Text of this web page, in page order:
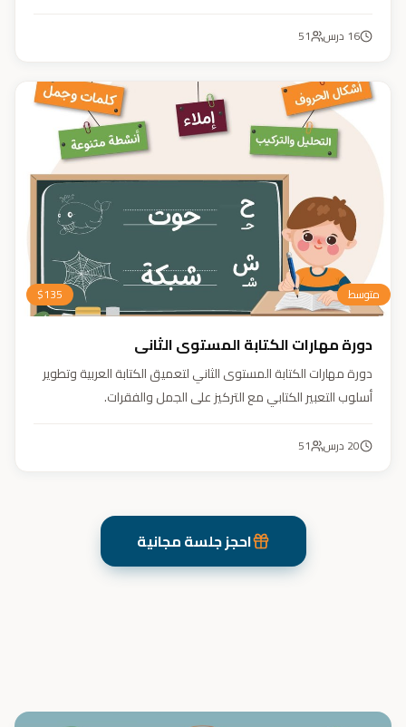
وتربية أبنائنا تربية إيمانية وأخلاقية وعلمية ونفسية واجتماعية.
16 درس 51
متوسط $135
دورة مهارات الكتابة المستوى الثاني
دورة مهارات الكتابة المستوى الثاني لتعميق الكتابة العربية وتطوير
أسلوب التعبير الكتابي مع التركيز على الجمل والفقرات.
20 درس 51
احجز جلسة مجانية